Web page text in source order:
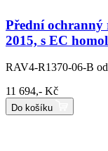
Přední ochranný
2015, s EC
RAV4-R1370-06-B
11 694,- Kč
Do košíku